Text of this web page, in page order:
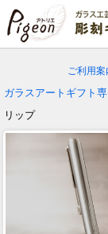
ご利用案
ガラスアートギフト
リップ